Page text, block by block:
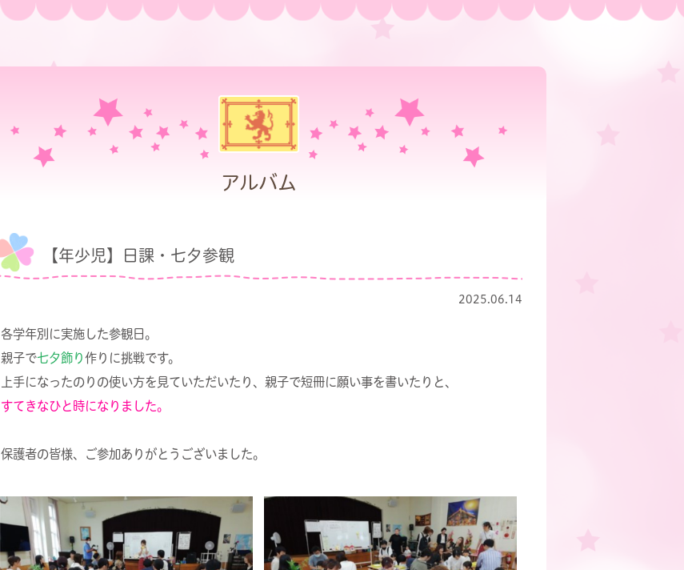
アルバム
【年少児】日課・七夕参観
2025.06.14
各学年別に実施した参観日。
親子で七夕飾り作りに挑戦です。
上手になったのりの使い方を見ていただいたり、親子で短冊に願い事を書いたりと、
すてきなひと時になりました。
保護者の皆様、ご参加ありがとうございました。